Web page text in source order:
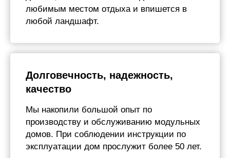
любимым местом отдыха и впишется в
любой ландшафт.
Долговечность, надежность,
качество
Мы накопили большой опыт по
производству и обслуживанию модульных
домов. При соблюдении инструкции по
эксплуатации дом прослужит более 50 лет.